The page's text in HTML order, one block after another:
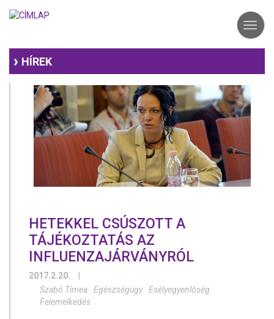
HÍREK
HETEKKEL CSÚSZOTT A
TÁJÉKOZTATÁS AZ
INFLUENZAJÁRVÁNYRÓL
2017.2.20.
Szabó Tímea
Egészségügy
Esélyegyenlőség
Felemelkedés